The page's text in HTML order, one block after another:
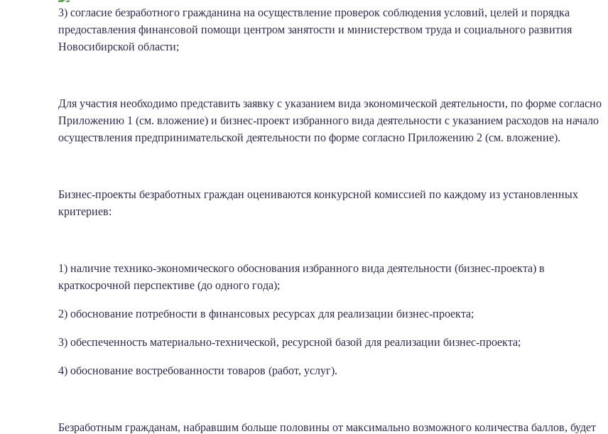
3) согласие безработного гражданина на осуществление проверок соблюдения условий, целей и порядка
предоставления финансовой помощи центром занятости и министерством труда и социального развития
Новосибирской области;
Для участия необходимо представить заявку с указанием вида экономической деятельности, по форме согласно
Приложению 1 (см. вложение) и бизнес-проект избранного вида деятельности с указанием расходов на начало
осуществления предпринимательской деятельности по форме согласно Приложению 2 (см. вложение).
Бизнес-проекты безработных граждан оцениваются конкурсной комиссией по каждому из установленных
критериев:
1) наличие технико-экономического обоснования избранного вида деятельности (бизнес-проекта) в
краткосрочной перспективе (до одного года);
2) обоснование потребности в финансовых ресурсах для реализации бизнес-проекта;
3) обеспеченность материально-технической, ресурсной базой для реализации бизнес-проекта;
4) обоснование востребованности товаров (работ, услуг).
Безработным гражданам, набравшим больше половины от максимально возможного количества баллов, будет